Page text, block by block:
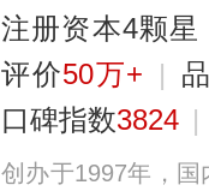
注册资本4颗星
评价50万+ |
口碑指数3824 |
创办于1997年，